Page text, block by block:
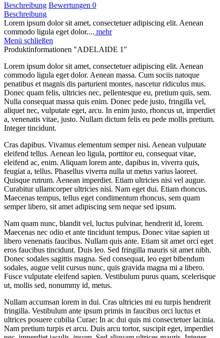
Beschreibung Bewertungen 0
Beschreibung
Lorem ipsum dolor sit amet, consectetuer adipiscing elit. Aenean
commodo ligula eget dolor.... mehr
Menü schließen
Produktinformationen "ADELAIDE 1"
Lorem ipsum dolor sit amet, consectetuer adipiscing elit. Aenean
commodo ligula eget dolor. Aenean massa. Cum sociis natoque
penatibus et magnis dis parturient montes, nascetur ridiculus mus.
Donec quam felis, ultricies nec, pellentesque eu, pretium quis, sem.
Nulla consequat massa quis enim. Donec pede justo, fringilla vel,
aliquet nec, vulputate eget, arcu. In enim justo, rhoncus ut, imperdiet
a, venenatis vitae, justo. Nullam dictum felis eu pede mollis pretium.
Integer tincidunt.
Cras dapibus. Vivamus elementum semper nisi. Aenean vulputate
eleifend tellus. Aenean leo ligula, porttitor eu, consequat vitae,
eleifend ac, enim. Aliquam lorem ante, dapibus in, viverra quis,
feugiat a, tellus. Phasellus viverra nulla ut metus varius laoreet.
Quisque rutrum. Aenean imperdiet. Etiam ultricies nisi vel augue.
Curabitur ullamcorper ultricies nisi. Nam eget dui. Etiam rhoncus.
Maecenas tempus, tellus eget condimentum rhoncus, sem quam
semper libero, sit amet adipiscing sem neque sed ipsum.
Nam quam nunc, blandit vel, luctus pulvinar, hendrerit id, lorem.
Maecenas nec odio et ante tincidunt tempus. Donec vitae sapien ut
libero venenatis faucibus. Nullam quis ante. Etiam sit amet orci eget
eros faucibus tincidunt. Duis leo. Sed fringilla mauris sit amet nibh.
Donec sodales sagittis magna. Sed consequat, leo eget bibendum
sodales, augue velit cursus nunc, quis gravida magna mi a libero.
Fusce vulputate eleifend sapien. Vestibulum purus quam, scelerisque
ut, mollis sed, nonummy id, metus.
Nullam accumsan lorem in dui. Cras ultricies mi eu turpis hendrerit
fringilla. Vestibulum ante ipsum primis in faucibus orci luctus et
ultrices posuere cubilia Curae; In ac dui quis mi consectetuer lacinia.
Nam pretium turpis et arcu. Duis arcu tortor, suscipit eget, imperdiet